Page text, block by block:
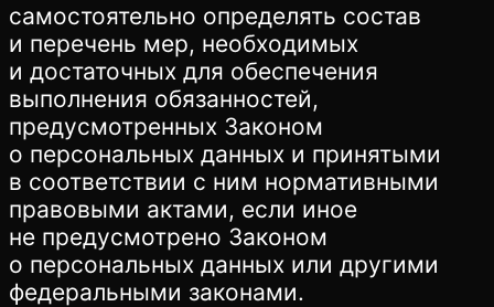
самостоятельно определять состав
и перечень мер, необходимых
и достаточных для обеспечения
выполнения обязанностей,
предусмотренных Законом
о персональных данных и принятыми
в соответствии с ним нормативными
правовыми актами, если иное
не предусмотрено Законом
о персональных данных или другими
федеральными законами.